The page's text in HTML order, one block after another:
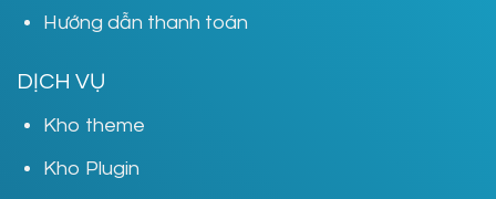
Hướng dẫn thanh toán
DỊCH VỤ
Kho theme
Kho Plugin